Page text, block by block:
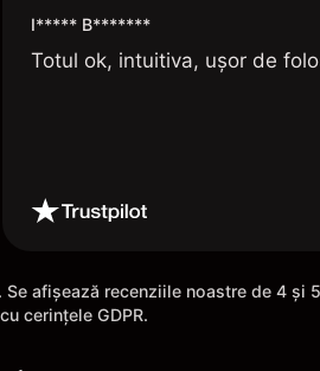
I***** B*******
Totul ok, intuitiva, ușor de
afișează recenziile noastre de 4
cerințele GDPR.